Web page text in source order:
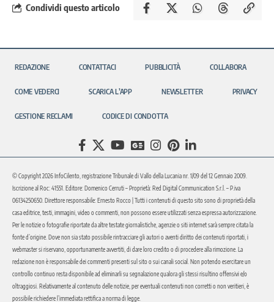
Condividi questo articolo
REDAZIONE CONTATTACI PUBBLICITÀ COLLABORA
COME VEDERCI SCARICA L’APP NEWSLETTER PRIVACY
GESTIONE RECLAMI CODICE DI CONDOTTA
© Copyright 2026 InfoCilento, registrazione Tribunale di Vallo della Lucania nr. 1/09 del 12 Gennaio 2009.
Iscrizione al Roc: 41551. Editore: Domenico Cerruti – Proprietà: Red Digital Communication S.r.l. – P.iva
06134250650. Direttore responsabile: Ernesto Rocco | Tutti i contenuti di questo sito sono di proprietà della
casa editrice, testi, immagini, video o commenti, non possono essere utilizzati senza espressa autorizzazione.
Per le notizie o fotografie riportate da altre testate giornalistiche, agenzie o siti internet sarà sempre citata la
fonte d’origine. Dove non sia stato possibile rintracciare gli autori o aventi diritto dei contenuti riportati, i
webmaster si riservano, opportunamente avvertiti, di dare loro credito o di procedere alla rimozione. La
redazione non è responsabile dei commenti presenti sul sito o sui canali social. Non potendo esercitare un
controllo continuo resta disponibile ad eliminarli su segnalazione qualora gli stessi risultino offensivi e/o
oltraggiosi. Relativamente al contenuto delle notizie, per eventuali contenuti non corretti o non veritieri, è
possibile richiedere l’immediata rettifica a norma di legge.